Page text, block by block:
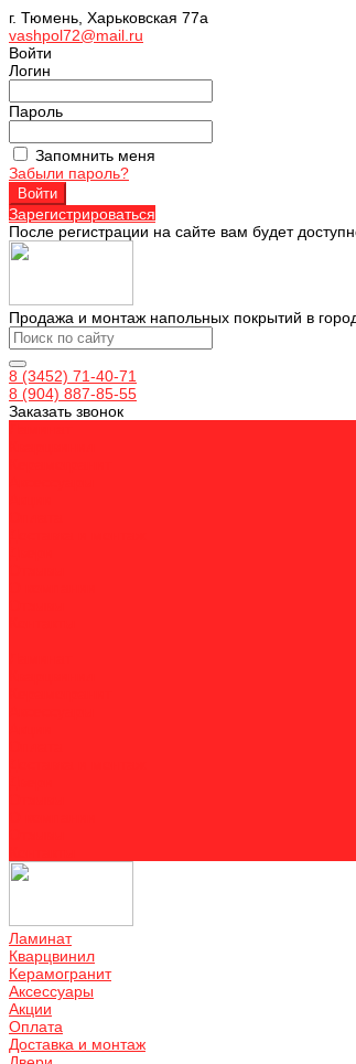
г. Тюмень, Харьковская 77а
vashpol72@mail.ru
Войти
Логин
Пароль
Запомнить меня
Забыли пароль?
Зарегистрироваться
После регистрации на сайте вам будет
Продажа и монтаж напольных покрытий в
8 (3452) 71-40-71
8 (904) 887-85-55
Заказать звонок
Ламинат
Кварцвинил
Керамогранит
Аксессуары
Акции
Оплата
Доставка и монтаж